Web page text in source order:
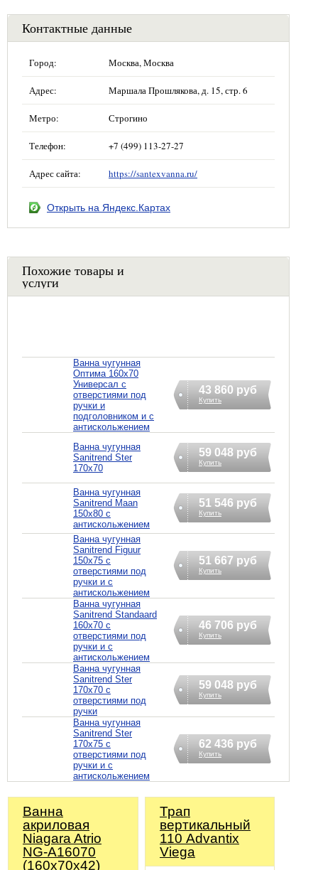
Контактные данные
Город: Москва, Москва
Адрес: Маршала Прошлякова, д. 15, стр. 6
Метро: Строгино
Телефон: +7 (499) 113-27-27
Адрес сайта: https://santexvanna.ru/
Открыть на Яндекс.Картах
Похожие товары и
услуги
Ванна чугунная
Оптима 160х70
Универсал с
отверстиями под
ручки и
подголовником и с
антискольжением
43 860 руб
Купить
Ванна чугунная
Sanitrend Ster
170х70
59 048 руб
Купить
Ванна чугунная
Sanitrend Maan
150х80 с
антискольжением
51 546 руб
Купить
Ванна чугунная
Sanitrend Figuur
150х75 с
отверстиями под
ручки и с
антискольжением
51 667 руб
Купить
Ванна чугунная
Sanitrend Standaard
160х70 с
отверстиями под
ручки и с
антискольжением
46 706 руб
Купить
Ванна чугунная
Sanitrend Ster
170х70 с
отверстиями под
ручки
59 048 руб
Купить
Ванна чугунная
Sanitrend Ster
170х75 с
отверстиями под
ручки и с
антискольжением
62 436 руб
Купить
Ванна
акриловая
Niagara Atrio
NG-A16070
(160х70х42)
Трап
вертикальный
110 Advantix
Viega